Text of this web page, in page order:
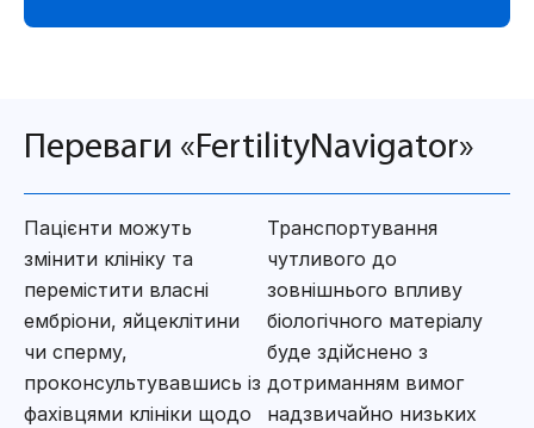
Переваги «FertilityNavigator»
Пацієнти можуть
змінити клініку та
перемістити власні
ембріони, яйцеклітини
чи сперму,
проконсультувавшись із
фахівцями клініки щодо
Транспортування
чутливого до
зовнішнього впливу
біологічного матеріалу
буде здійснено з
дотриманням вимог
надзвичайно низьких